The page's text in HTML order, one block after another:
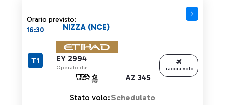
Orario previsto:
16:30
EY 2994
Operato da:
AZ 345
NIZZA (NCE)
T1
Stato volo:Schedulato
Traccia volo